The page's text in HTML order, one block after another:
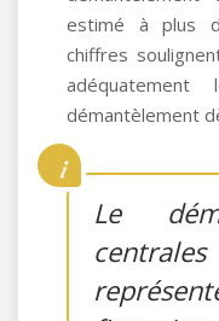
estimé à plus
chiffres
démantèlement
Le